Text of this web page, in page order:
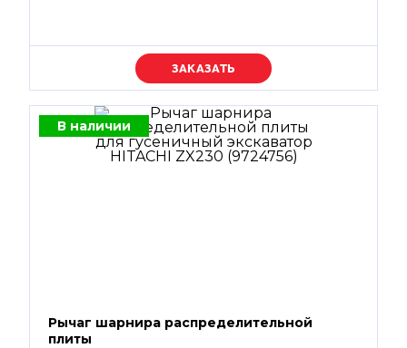
Уточняйте цену
В наличии
Рычаг шарнира распределительной
плиты